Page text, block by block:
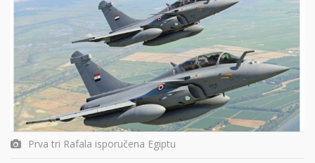
Prva tri Rafala isporučena Egiptu